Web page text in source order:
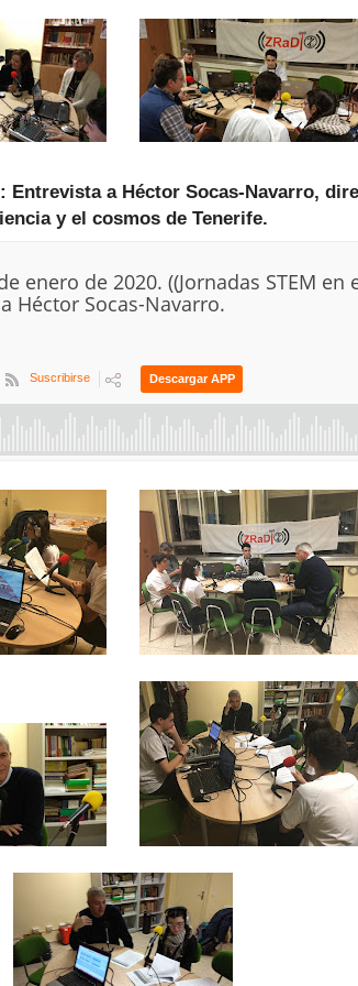
Entrevista a Héctor Socas-Navarro,
y el cosmos de Tenerife.